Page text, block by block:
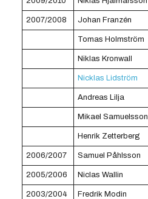
2007/2008 Johan Franzén
Tomas Holmström
Niklas Kronwall
Nicklas Lidström
Andreas Lilja
Mikael Samuelsson
Henrik Zetterberg
2006/2007 Samuel Påhlsson
2005/2006 Niclas Wallin
2003/2004 Fredrik Modin